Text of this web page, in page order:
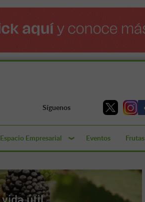
Síguenos
Espacio Empresarial Eventos Frutas